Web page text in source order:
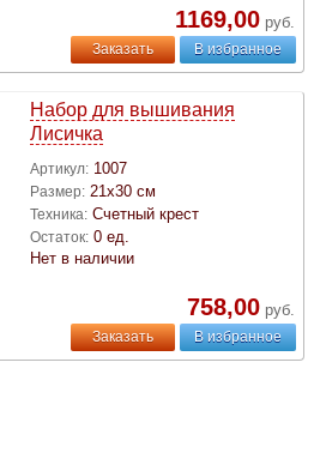
1169,00 руб.
Заказать В избранное
Набор для вышивания
Лисичка
Артикул: 1007
Размер: 21х30 см
Техника: Счетный крест
Остаток: 0 ед.
Нет в наличии
758,00 руб.
Заказать В избранное